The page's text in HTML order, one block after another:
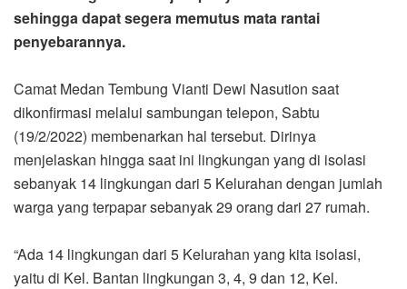
sehingga dapat segera memutus mata rantai
penyebarannya.
Camat Medan Tembung Vianti Dewi Nasution saat
dikonfirmasi melalui sambungan telepon, Sabtu
(19/2/2022) membenarkan hal tersebut. Dirinya
menjelaskan hingga saat ini lingkungan yang di isolasi
sebanyak 14 lingkungan dari 5 Kelurahan dengan jumlah
warga yang terpapar sebanyak 29 orang dari 27 rumah.
“Ada 14 lingkungan dari 5 Kelurahan yang kita isolasi,
yaitu di Kel. Bantan lingkungan 3, 4, 9 dan 12, Kel.